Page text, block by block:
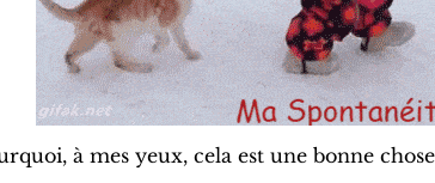
à mes yeux, cela est une bonne